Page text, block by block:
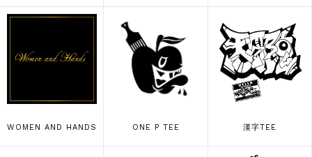
WOMEN AND HANDS ONE P TEE 漢字TEE